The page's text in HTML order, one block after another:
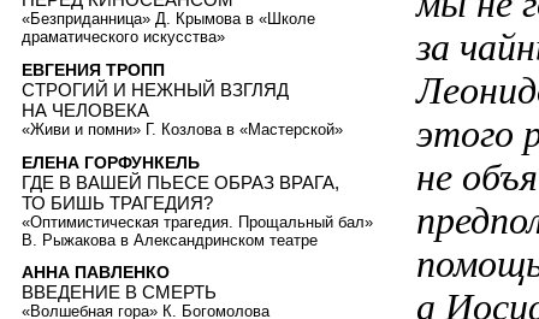
за
этого
не
а
«Безприданница» Д. Крымова в «Школе
драматического искусства»
ЕВГЕНИЯ ТРОПП
СТРОГИЙ И НЕЖНЫЙ ВЗГЛЯД
НА ЧЕЛОВЕКА
«Живи и помни» Г. Козлова в «Мастерской»
ЕЛЕНА ГОРФУНКЕЛЬ
ГДЕ В ВАШЕЙ ПЬЕСЕ ОБРАЗ ВРАГА,
ТО БИШЬ ТРАГЕДИЯ?
«Оптимистическая трагедия. Прощальный бал»
В. Рыжакова в Александринском театре
АННА ПАВЛЕНКО
ВВЕДЕНИЕ В СМЕРТЬ
«Волшебная гора» К. Богомолова